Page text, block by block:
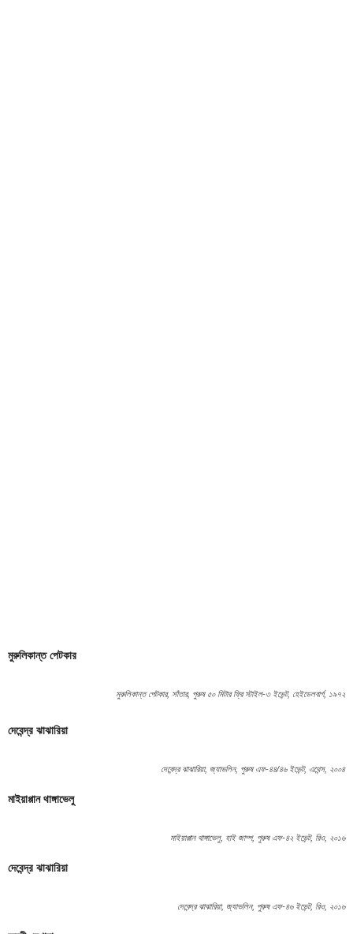
মুরুলিকান্ত পেটকার
মুরুলিকান্ত পেটকার, সাঁতার, পুরুষ ৫০ মিটার ফ্রি স্টাইল-৩ ইভেন্ট, হেইডেলবার্গ, ১৯৭২
দেবেন্দ্র ঝাঝারিয়া
দেবেন্দ্র ঝাঝারিয়া, জ্যাভলিন, পুরুষ এফ-৪৪/৪৬ ইভেন্ট, এথেন্স, ২০০৪
মাইয়াপ্পান থাঙ্গাভেলু
মাইয়াপ্পান থাঙ্গাভেলু, হাই জাম্প, পুরুষ এফ-৪২ ইভেন্ট, রিও, ২০১৬
দেবেন্দ্র ঝাঝারিয়া
দেবেন্দ্র ঝাঝারিয়া, জ্যাভলিন, পুরুষ এফ-৪৬ ইভেন্ট, রিও, ২০১৬